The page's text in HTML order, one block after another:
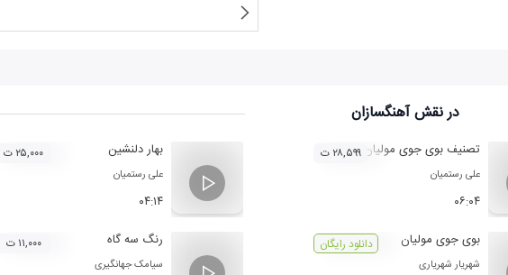
در نقشآهنگسازان
تصنیف بوی جوی مولیان
علی رستمیان
۰۶:۰۴
۲۸,۵۹۹ ت بهار دلنشين
علی رستمیان
۰۴:۱۴
۲۵,۰۰۰ ت
بوی جوی مولیان
شهریار شهریاری
دانلود رایگان رنگ سه گاه
سیامک جهانگیری
۱۱,۰۰۰ ت